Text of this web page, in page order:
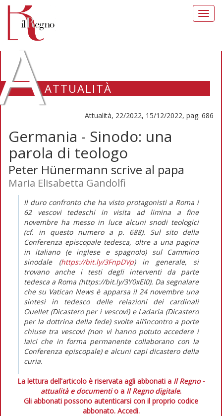
ATTUALITÀ
Attualità, 22/2022, 15/12/2022, pag. 686
Germania - Sinodo: una
parola di teologo
Peter Hünermann scrive al papa
Maria Elisabetta Gandolfi
Il duro confronto che ha visto protagonisti a Roma i
62 vescovi tedeschi in visita ad limina a fine
novembre ha messo in luce alcuni snodi teologici
(cf. in questo numeroa p. 688). Sul sito della
Conferenza episcopale tedesca, oltre a una pagina
in italiano (e inglese e spagnolo) sul Cammino
sinodale (https://bit.ly/3FnpDVp) in generale, si
trovano anche i testi degli interventi da parte
tedesca a Roma (https://bit.ly/3Y0xEI0). Da segnalare
che su Vatican Newsè apparsa il 24 novembre una
sintesi in tedesco delle relazioni dei cardinali
Ouellet (Dicastero per i vescovi) e Ladaria (Dicastero
per la dottrina della fede) svolte all’incontro a porte
chiuse tra vescovi (non vi hanno potuto accedere i
laici che in forma permanente collaborano con la
Conferenza episcopale) e alcuni capi dicastero della
curia.
La lettura dell'articolo è riservata agli abbonati a Il Regno -
attualità e documentio a Il Regno digitale.
Gli abbonati possono autenticarsi con il proprio codice
abbonato. Accedi.